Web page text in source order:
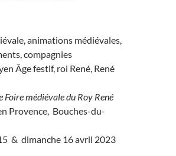
animations médiévales,
compagnies
Âge festif, roi René, René
Foire médiévale du Roy René
Provence, Bouches-du-
& dimanche 16 avril 2023